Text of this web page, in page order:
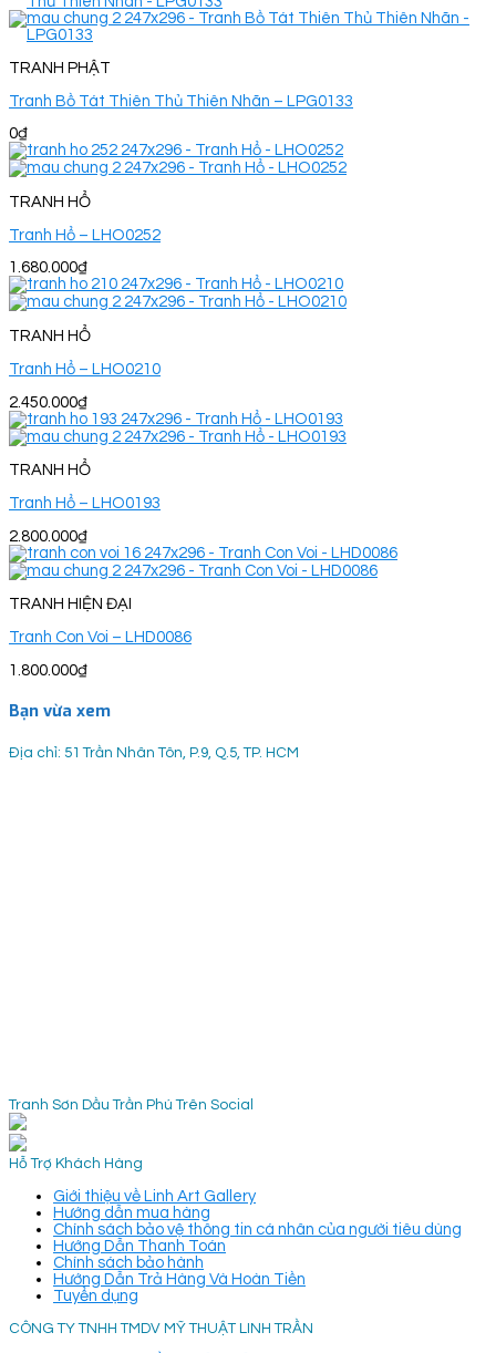
TRANH PHẬT
Tranh Bồ Tát Thiên Thủ Thiên Nhãn – LPG0133
0₫
TRANH HỔ
Tranh Hổ – LHO0252
1.680.000₫
TRANH HỔ
Tranh Hổ – LHO0210
2.450.000₫
TRANH HỔ
Tranh Hổ – LHO0193
2.800.000₫
TRANH HIỆN ĐẠI
Tranh Con Voi – LHD0086
1.800.000₫
Bạn vừa xem
Địa chỉ: 51 Trần Nhân Tôn, P.9, Q.5, TP. HCM
Tranh Sơn Dầu Trần Phú Trên Social
Hỗ Trợ Khách Hàng
Giới thiệu về Linh Art Gallery
Hướng dẫn mua hàng
Chính sách bảo vệ thông tin cá nhân của người tiêu dùng
Hướng Dẫn Thanh Toán
Chính sách bảo hành
Hướng Dẫn Trả Hàng Và Hoàn Tiền
Tuyển dụng
CÔNG TY TNHH TMDV MỸ THUẬT LINH TRẦN